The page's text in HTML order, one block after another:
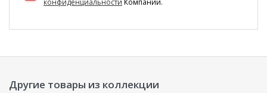
конфиденциальности Компании.
Другие товары из коллекции